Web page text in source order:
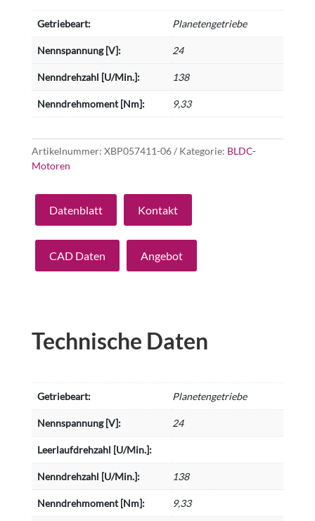
Getriebeart: Planetengetriebe
Nennspannung [V]: 24
Nenndrehzahl [U/Min.]: 138
Nenndrehmoment [Nm]: 9,33
Artikelnummer: XBP057411-06 Kategorie: BLDC-
Motoren
Datenblatt Kontakt
CAD Daten Angebot
Technische Daten
Getriebeart: Planetengetriebe
Nennspannung [V]: 24
Leerlaufdrehzahl [U/Min.]:
Nenndrehzahl [U/Min.]: 138
Nenndrehmoment [Nm]: 9,33